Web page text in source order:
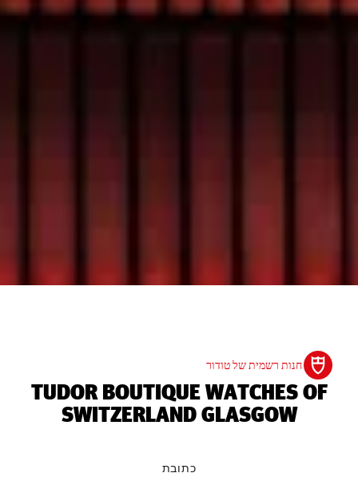
חנות רשמית של טודור
‭TUDOR BOUTIQUE WATCHES OF
SWITZERLAND GLASGOW‬
כתובת